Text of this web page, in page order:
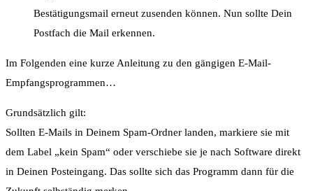
Bestätigungsmail erneut zusenden können. Nun sollte Dein
Postfach die Mail erkennen.
Im Folgenden eine kurze Anleitung zu den gängigen E-Mail-
Empfangsprogrammen…
Grundsätzlich gilt:
Sollten E-Mails in Deinem Spam-Ordner landen, markiere sie mit
dem Label „kein Spam“ oder verschiebe sie je nach Software direkt
in Deinen Posteingang. Das sollte sich das Programm dann für die